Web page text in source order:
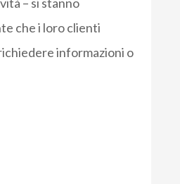
che i loro clienti
informazioni o